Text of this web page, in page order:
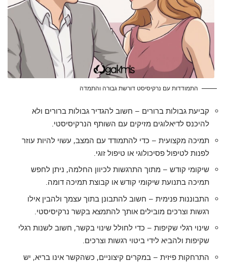
התמודדות עם נרקיסיסט דורשת גבורה והתמדה
קביעת גבולות ברורים – חשוב להגדיר גבולות ברורים ולא
להיכנס לדיאלוגים מזיקים עם השותף הנרקיסיסטי.
תמיכה מקצועית – כדי להתמודד עם המצב, עשוי להיות עוזר
לפנות לטיפול פסיכולוגי או טיפול זוגי.
שיקומי קודש – מתוך התרגשות לכיוון החלמה, ניתן לחפש
תמיכה בתנועת שיקומי קודש או קבוצת תמיכה דומה.
התבוננות פנימית – חשוב להתבונן בתוך עצמך ולהבין אילו
רגשות וצרכים מובילים אותך להתמצא בקשר נרקיסיסטי.
שינוי רגלי שקיפות – כדי לחולל שינוי בקשר, חשוב לשנות רגלי
שקיפות ולהביא לידי ביטוי רגשות וצרכים.
התרחקות פיזית – במקרים קיצוניים, כשהקשר אינו בריא, יש